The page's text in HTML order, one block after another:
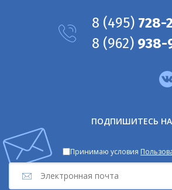
ПОДПИШИТЕСЬ
Принимаю условия
8 (495) 728-
8 (962) 938-